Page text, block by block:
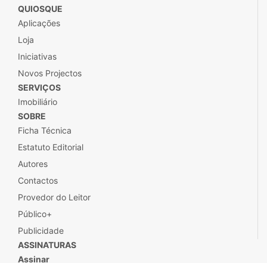
QUIOSQUE
Aplicações
Loja
Iniciativas
Novos Projectos
SERVIÇOS
Imobiliário
SOBRE
Ficha Técnica
Estatuto Editorial
Autores
Contactos
Provedor do Leitor
Público+
Publicidade
ASSINATURAS
Assinar